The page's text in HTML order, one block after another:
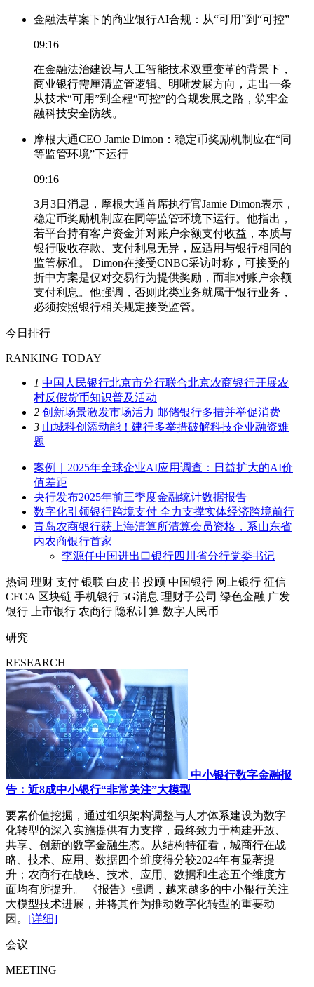
金融法草案下的商业银行AI合规：从“可用”到“可控”
09:16
在金融法治建设与人工智能技术双重变革的背景下，
商业银行需厘清监管逻辑、明晰发展方向，走出一条
从技术“可用”到全程“可控”的合规发展之路，筑牢金
融科技安全防线。
摩根大通CEO Jamie Dimon：稳定币奖励机制应在“同
等监管环境”下运行
09:16
3月3日消息，摩根大通首席执行官Jamie Dimon表示，
稳定币奖励机制应在同等监管环境下运行。他指出，
若平台持有客户资金并对账户余额支付收益，本质与
银行吸收存款、支付利息无异，应适用与银行相同的
监管标准。 Dimon在接受CNBC采访时称，可接受的
折中方案是仅对交易行为提供奖励，而非对账户余额
支付利息。他强调，否则此类业务就属于银行业务，
必须按照银行相关规定接受监管。
今日排行
RANKING TODAY
1 中国人民银行北京市分行联合北京农商银行开展农
村反假货币知识普及活动
2 创新场景激发市场活力 邮储银行多措并举促消费
3 山城科创添动能！建行多举措破解科技企业融资难
题
案例｜2025年全球企业AI应用调查：日益扩大的AI价
值差距
央行发布2025年前三季度金融统计数据报告
数字化引领银行跨境支付 全力支撑实体经济跨境前行
青岛农商银行获上海清算所清算会员资格，系山东省
内农商银行首家
李源任中国进出口银行四川省分行党委书记
热词 理财 支付 银联 白皮书 投顾 中国银行 网上银行 征信
CFCA 区块链 手机银行 5G消息 理财子公司 绿色金融 广发
银行
上市银行 农商行 隐私计算 数字人民币
研究
RESEARCH
中小银行数字金融报
告：近8成中小银行“非常关注”大模型
要素价值挖掘，通过组织架构调整与人才体系建设为数字
化转型的深入实施提供有力支撑，最终致力于构建开放、
共享、创新的数字金融生态。从结构特征看，城商行在战
略、技术、应用、数据四个维度得分较2024年有显著提
升；农商行在战略、技术、应用、数据和生态五个维度方
面均有所提升。 《报告》强调，越来越多的中小银行关注
大模型技术进展，并将其作为推动数字化转型的重要动
因。 [详细]
会议
MEETING